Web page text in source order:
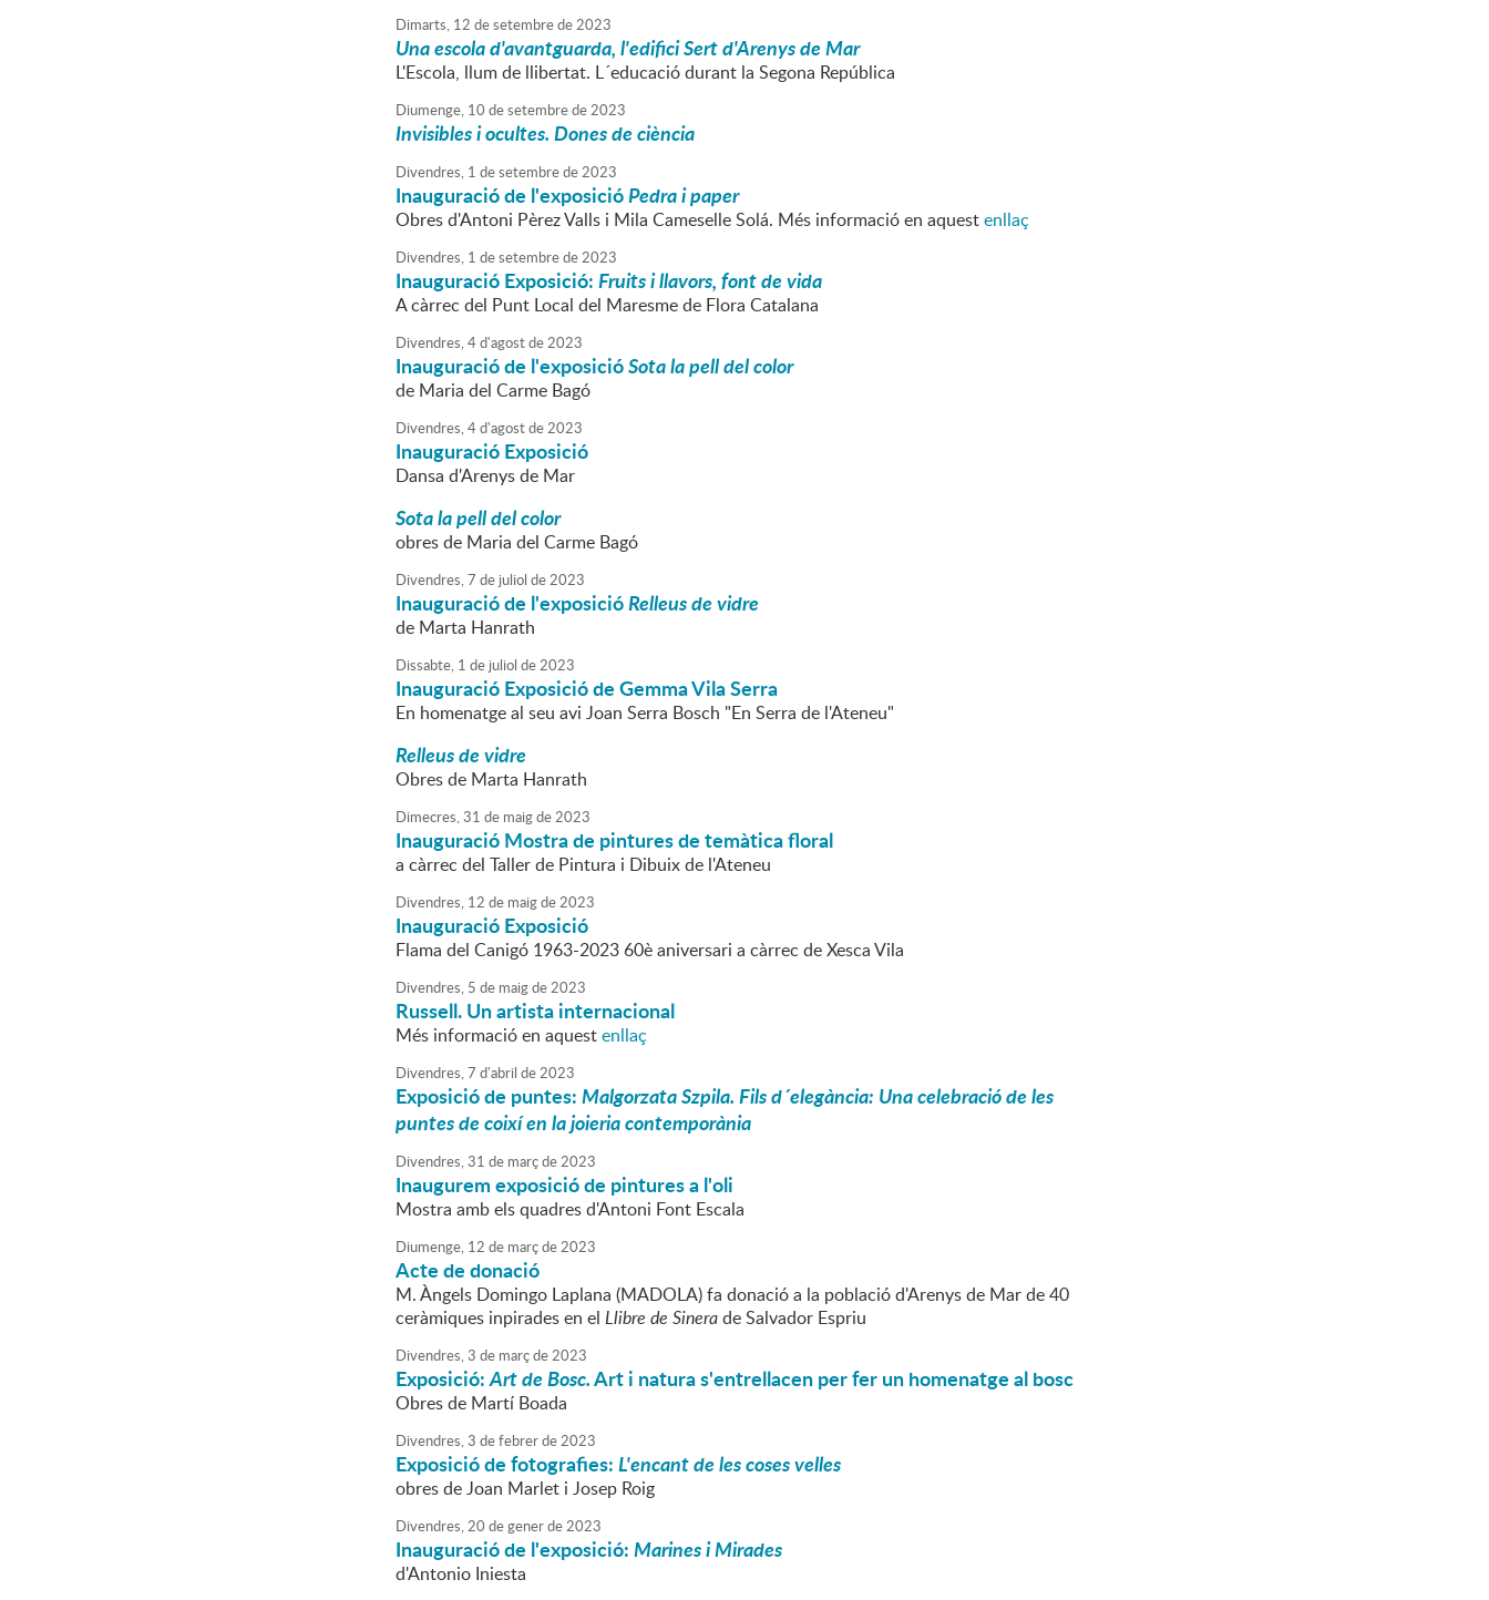
Dimarts, 12 desetembrede2023
Una escola d'avantguarda, l'edifici Sert d'Arenys de Mar
L'Escola, llum de llibertat. L´educació durant la Segona República
Diumenge, 10 desetembrede2023
Invisibles i ocultes. Dones de ciència
Divendres, 1 desetembrede2023
Inauguració de l'exposicióPedra i paper
Obres d'Antoni Pèrez Valls i Mila Cameselle Solá. Més informació en aquestenllaç
Divendres, 1 desetembrede2023
Inauguració Exposició:Fruits i llavors, font de vida
A càrrec del Punt Local del Maresme de Flora Catalana
Divendres,4d'agostde2023
Inauguració de l'exposicióSota la pell del color
de Maria del Carme Bagó
Divendres,4d'agostde2023
Inauguració Exposició
Dansa d'Arenys de Mar
Sota la pell del color
obres de Maria del Carme Bagó
Divendres,7 de juliol de2023
Inauguració de l'exposicióRelleus de vidre
de Marta Hanrath
Dissabte, 1 de juliol de2023
Inauguració Exposició de Gemma Vila Serra
En homenatge al seu avi Joan Serra Bosch "En Serra de l'Ateneu"
Relleus de vidre
Obres de Marta Hanrath
Dimecres,31 de maigde2023
Inauguració Mostra de pintures de temàtica floral
a càrrec del Taller de Pintura i Dibuix de l'Ateneu
Divendres, 12 de maigde2023
Inauguració Exposició
Flama del Canigó 1963-2023 60è aniversari a càrrec de Xesca Vila
Divendres, 5 de maigde2023
Russell. Un artista internacional
Més informació en aquestenllaç
Divendres,7 d'abril de2023
Exposició de puntes:Malgorzata Szpila. Fils d´elegància: Una celebració de les
puntes de coixí en la joieria contemporània
Divendres,31 de marçde2023
Inaugurem exposició de pintures a l'oli
Mostra amb els quadres d'Antoni Font Escala
Diumenge, 12 de marçde2023
Acte de donació
M. Àngels Domingo Laplana (MADOLA) fa donació a la població d'Arenys de Mar de 40
ceràmiques inpirades en el Llibre de Sinerade Salvador Espriu
Divendres,3 de marçde2023
Exposició:Art de Bosc.Art i natura s'entrellacen per fer un homenatge al bosc
Obres de Martí Boada
Divendres,3 defebrerde2023
Exposició de fotografies:L'encant de les coses velles
obres de Joan Marlet i Josep Roig
Divendres,20 degenerde2023
Inauguració de l'exposició:Marines i Mirades
d'Antonio Iniesta